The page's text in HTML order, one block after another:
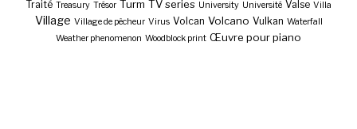
Traité Treasury Trésor Turm TV series University Université Valse Villa
Village Village de pêcheur Virus Volcan Volcano Vulkan Waterfall
Weather phenomenon Woodblock print Œuvre pour piano